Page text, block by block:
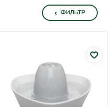
ФИЛЬТР